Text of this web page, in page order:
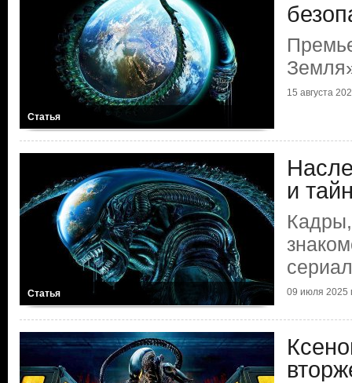
Статья
15 августа
Статья
и
09 июля 2025